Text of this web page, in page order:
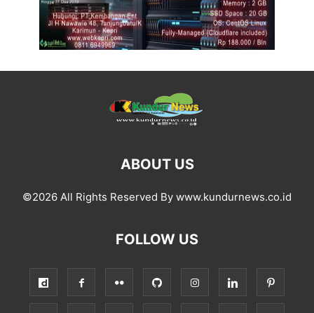
ABOUT US
©2026 All Rights Reserved By www.kundurnews.co.id
FOLLOW US